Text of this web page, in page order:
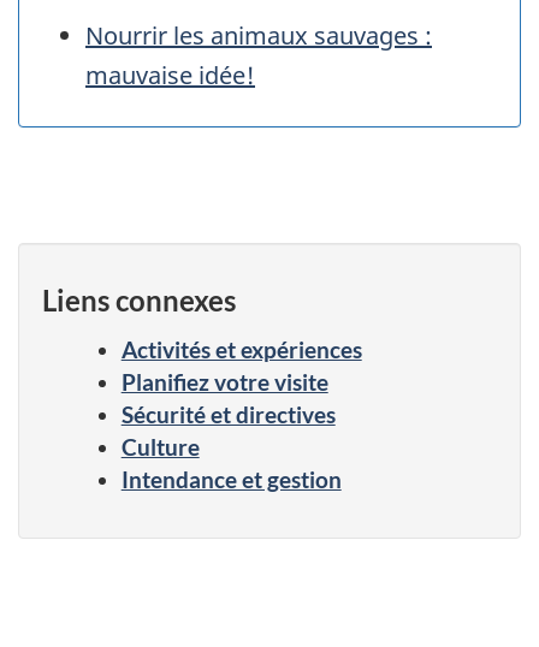
Nourrir les animaux sauvages :
mauvaise idée!
Liens connexes
Activités et expériences
Planifiez votre visite
Sécurité et directives
Culture
Intendance et gestion